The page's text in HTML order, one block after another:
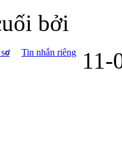
bởi
Tin nhắn riêng 11-